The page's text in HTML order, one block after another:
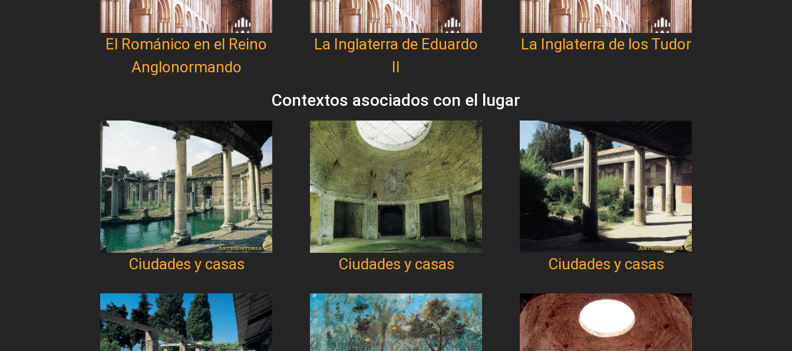
El Románico en el Reino
Anglonormando
La Inglaterra de Eduardo
II
La Inglaterra de los Tudor
Contextos asociados con el lugar
Ciudades y casas Ciudades y casas Ciudades y casas